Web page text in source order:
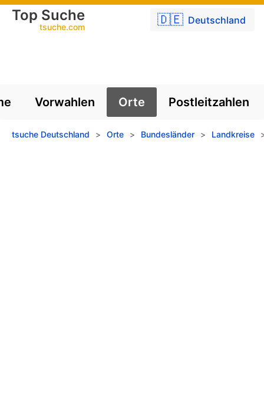
🇩🇪 Deutschland
Top Suche
tsuche.com
Vorwahlen Orte Postleitzahlen
tsuche Deutschland > Orte > Bundesländer > Landkreise